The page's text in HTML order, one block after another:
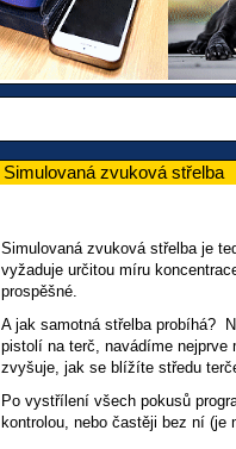
Simulovaná zvuková střelba
Simulovaná zvuková střelba je
vyžaduje určitou míru
prospěšné.
A jak samotná střelba probíhá?
pistolí na terč, navádíme
zvyšuje, jak se blížíte středu
Po vystřílení všech pokusů
kontrolou, nebo častěji bez ní (je